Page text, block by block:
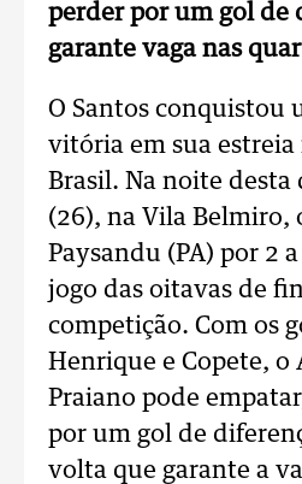
perder por um gol de
garante vaga nas
O Santos conquistou
vitória em sua estreia
Brasil. Na noite desta
(26), na Vila Belmiro,
Paysandu (PA) por 2
jogo das oitavas de
competição. Com os
Henrique e Copete, o
Praiano pode
por um gol de
volta que garante a